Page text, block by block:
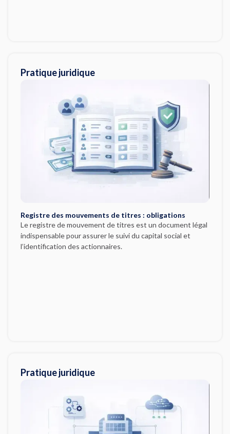
Pratique juridique
Registre des mouvements de titres : obligations
Le registre de mouvement de titres est un document légal
indispensable pour assurer le suivi du capital social et
l’identification des actionnaires.
Pratique juridique